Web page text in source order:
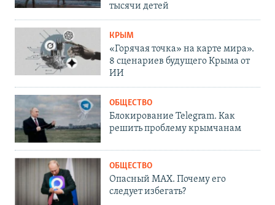
тысячи детей
КРЫМ
«Горячая точка» на карте мира».
8 сценариев будущего Крыма от
ИИ
ОБЩЕСТВО
Блокирование Telegram. Как
решить проблему крымчанам
ОБЩЕСТВО
Опасный MAX. Почему его
следует избегать?